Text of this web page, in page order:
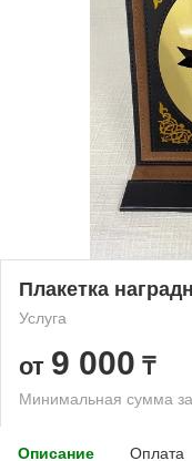
Плакетка
Услуга
от 9 000 ₸
Минимальная сумма
Описание Оплата